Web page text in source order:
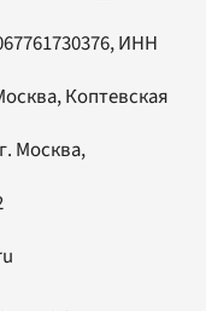
ИНН
Коптевская
Москва,